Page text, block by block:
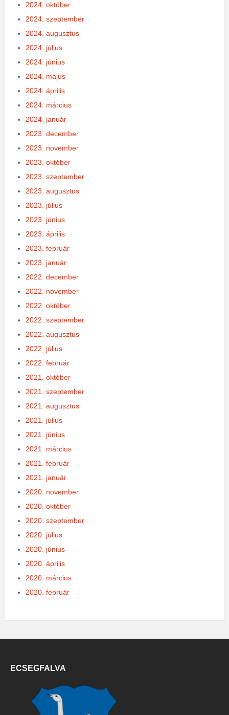
2024. október
2024. szeptember
2024. augusztus
2024. július
2024. június
2024. május
2024. április
2024. március
2024. január
2023. december
2023. november
2023. október
2023. szeptember
2023. augusztus
2023. július
2023. június
2023. április
2023. február
2023. január
2022. december
2022. november
2022. október
2022. szeptember
2022. augusztus
2022. július
2022. február
2021. október
2021. szeptember
2021. augusztus
2021. július
2021. június
2021. március
2021. február
2021. január
2020. november
2020. október
2020. szeptember
2020. július
2020. június
2020. április
2020. március
2020. február
ECSEGFALVA